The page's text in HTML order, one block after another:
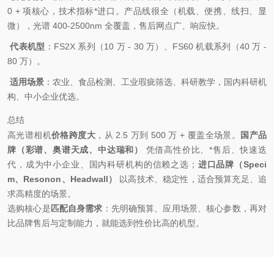
0 + 项核心，技术指标*进口。产品线很全（机载、便携、线扫、显
微），光谱 400-2500nm 全覆盖，售后网点广、响应快。
代表机型 ：FS2X 系列（10 万 - 30 万）、FS60 机载系列（40 万 -
80 万）。
适用场景 ：农业、食品检测、工业瑕疵筛选、科研教学，国内科研机
构、中小企业优选。
总结
高光谱相机价格跨度大 ，从 2.5 万到 500 万 + 覆盖全场景。
国产品
牌（彩谱、奥谱天成、中达瑞和）
凭借高性价比、*售后、快速迭
代，成为中小企业、国内科研机构的信赖之选； 进口品牌（Speci
m、Resonon、Headwall）
以高技术、稳定性，适合预算充足、追
求高精度的场景。
选购核心是匹配自身需求 ：先明确预算、应用场景、核心参数，再对
比品牌售后与定制能力，就能选到性价比高的机型。